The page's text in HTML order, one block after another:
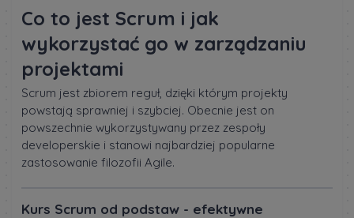
Co to jest Scrum i jak
wykorzystać go w zarządzaniu
projektami
Scrum jest zbiorem reguł, dzięki którym projekty
powstają sprawniej i szybciej. Obecnie jest on
powszechnie wykorzystywany przez zespoły
developerskie i stanowi najbardziej popularne
zastosowanie filozofii Agile.
Kurs Scrum od podstaw - efektywne